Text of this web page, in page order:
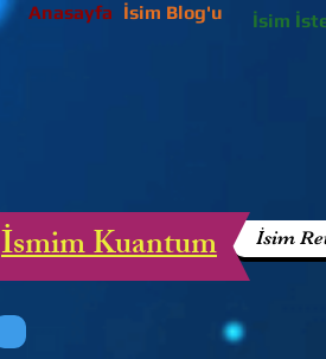
Anasayfa İsim Blog'u İsim
İsim
İsmim Kuantum